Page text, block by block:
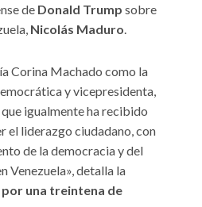
de Donald Trump sobre
Nicolás Maduro.
Corina Machado como la
y vicepresidenta,
igualmente ha recibido
el liderazgo ciudadano, con
de la democracia y del
Venezuela», detalla la
una treintena de